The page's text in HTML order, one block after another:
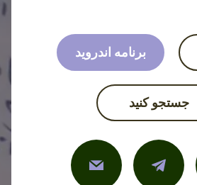
برنامه اندروید
جستجو کنید